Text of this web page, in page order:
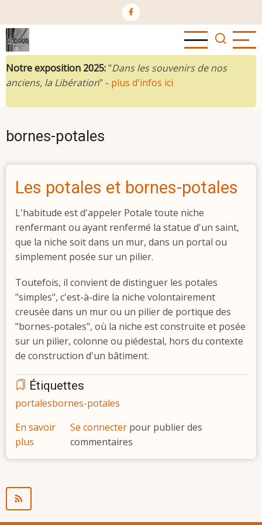
au
contenu
principal
Notre exposition 2025:"Dans les souvenirs de nos
anciens, la Libération" - plus d'infos ici
bornes-potales
Les potales et bornes-potales
L'habitude est d'appeler Potale toute niche
renfermant ou ayant renfermé la statue d'un saint,
que la niche soit dans un mur, dans un portal ou
simplement posée sur un pilier.
Toutefois, il convient de distinguer les potales
"simples", c'est-à-dire la niche volontairement
creusée dans un mur ou un pilier de portique des
"bornes-potales", où la niche est construite et posée
sur un pilier, colonne ou piédestal, hors du contexte
de construction d'un bâtiment.
Étiquettes
portalesbornes-potales
En savoir
plus
Les
Se connecter pour publier des
commentaires